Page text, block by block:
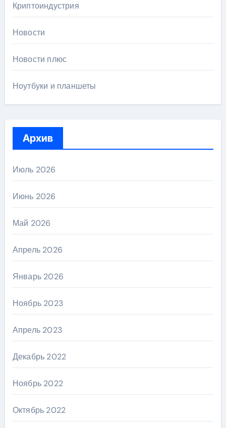
Криптоиндустрия
Новости
Новости плюс
Ноутбуки и планшеты
Архив
Июль 2026
Июнь 2026
Май 2026
Апрель 2026
Январь 2026
Ноябрь 2023
Апрель 2023
Декабрь 2022
Ноябрь 2022
Октябрь 2022